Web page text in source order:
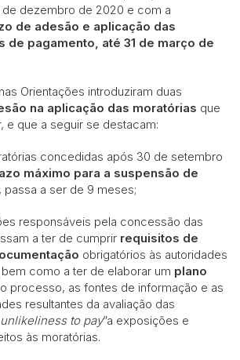
de dezembro de 2020 e com a
de adesão e aplicação das
de pagamento, até 31 de março de
Orientações introduziram duas
na aplicação das moratórias que
e que a seguir se destacam:
concedidas após 30 de setembro
máximo para a suspensão de
, passa a ser de 9 meses;
responsáveis pela concessão das
a ter de cumprir requisitos de
obrigatórios às autoridades
como a ter de elaborar um plano
processo, as fontes de informação e as
resultantes da avaliação das
unlikeliness to pay”a exposições e
às moratórias.